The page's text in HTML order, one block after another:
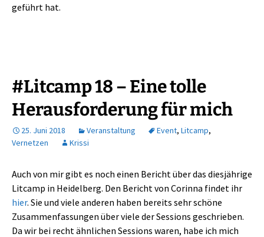
geführt hat.
#Litcamp 18 – Eine tolle
Herausforderung für mich
25. Juni 2018 Veranstaltung Event, Litcamp,
Vernetzen
Krissi
Auch von mir gibt es noch einen Bericht über das diesjährige
Litcamp in Heidelberg. Den Bericht von Corinna findet ihr
hier. Sie und viele anderen haben bereits sehr schöne
Zusammenfassungen über viele der Sessions geschrieben.
Da wir bei recht ähnlichen Sessions waren, habe ich mich